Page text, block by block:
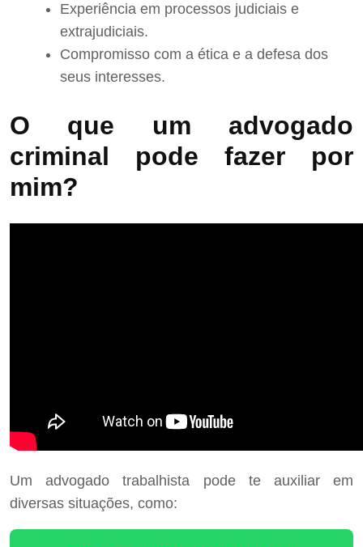
Experiência em processos judiciais e
extrajudiciais.
Compromisso com a ética e a defesa dos
seus interesses.
O que um advogado
criminal pode fazer por
mim?
Um advogado trabalhista pode te auxiliar em
diversas situações, como: